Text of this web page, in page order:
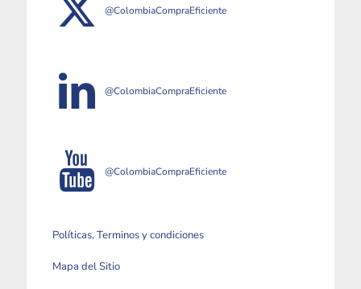
@ColombiaCompraEficiente
@ColombiaCompraEficiente
@ColombiaCompraEficiente
Políticas, Terminos y condiciones
Mapa del Sitio